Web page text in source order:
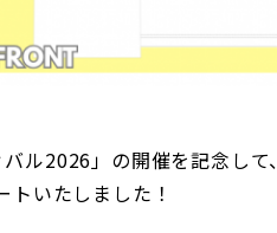
ル2026」の開催を記念して、
いたしました！